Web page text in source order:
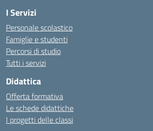
I Servizi
Personale scolastico
Famiglie e studenti
Percorsi di studio
Tutti i servizi
Didattica
Offerta formativa
Le schede didattiche
I progetti delle classi